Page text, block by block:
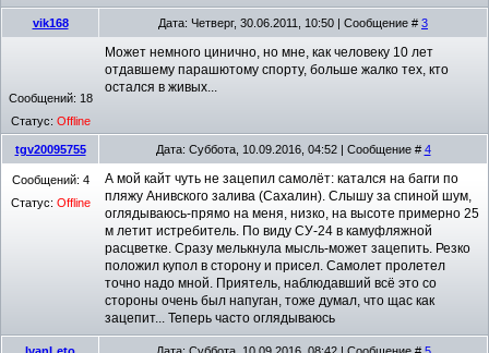
vik168 Дата: Четверг, 30.06.2011, 10:50 | Сообщение # 3
Сообщений: 18
Статус: Offline
Может немного цинично, но мне, как человеку 10 лет
отдавшему парашютому спорту, больше жалко тех, кто
остался в живых...
tgv20095755 Дата: Суббота, 10.09.2016, 04:52 | Сообщение # 4
Сообщений: 4
Статус: Offline
А мой кайт чуть не зацепил самолёт: катался на багги по
пляжу Анивского залива (Сахалин). Слышу за спиной шум,
оглядываюсь-прямо на меня, низко, на высоте примерно 25
м летит истребитель. По виду СУ-24 в камуфляжной
расцветке. Сразу мелькнула мысль-может зацепить. Резко
положил купол в сторону и присел. Самолет пролетел
точно надо мной. Приятель, наблюдавший всё это со
стороны очень был напуган, тоже думал, что щас как
зацепит... Теперь часто оглядываюсь